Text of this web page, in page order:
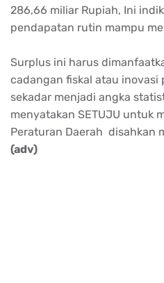
286,66 miliar Rupiah, Ini
pendapatan rutin mampu
Surplus ini harus
cadangan fiskal atau inovasi
sekadar menjadi angka
menyatakan SETUJU untuk
Peraturan Daerah disahkan
(adv)